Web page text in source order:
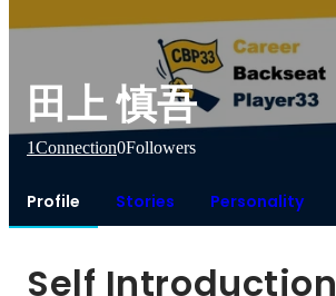
田上 慎吾
1Connection0Followers
Profile Stories Personality
Self Introduction